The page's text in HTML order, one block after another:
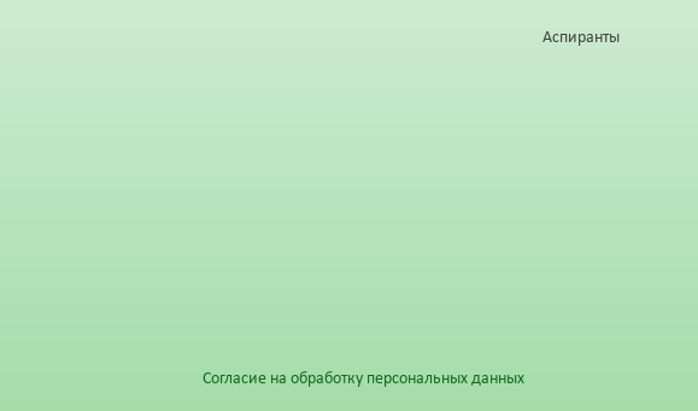
Аспиранты
Согласие на обработку персональных данных